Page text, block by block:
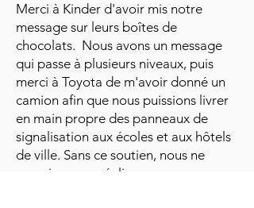
Merci à Kinder d'avoir mis notre
message sur leurs boîtes de
chocolats. Nous avons un message
qui passe à plusieurs niveaux, puis
merci à Toyota de m'avoir donné un
camion afin que nous puissions livrer
en main propre des panneaux de
signalisation aux écoles et aux hôtels
de ville. Sans ce soutien, nous ne
pourrions pas réaliser ce que nous